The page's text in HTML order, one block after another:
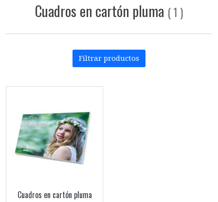
Cuadros en cartón pluma (1 )
Filtrar productos
Cuadros en cartón pluma